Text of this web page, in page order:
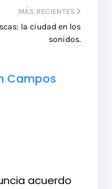
MÁS RECIENTES
la ciudad en los
sonidos.
Campos
acuerdo